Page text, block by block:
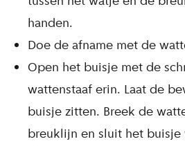
handen.
Doe de afname met de
Open het buisje met de
wattenstaaf erin. Laat de
buisje zitten. Breek de
breuklijn en sluit het